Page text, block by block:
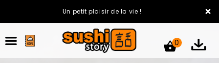
×
Un petit plaisir de la vie !
0